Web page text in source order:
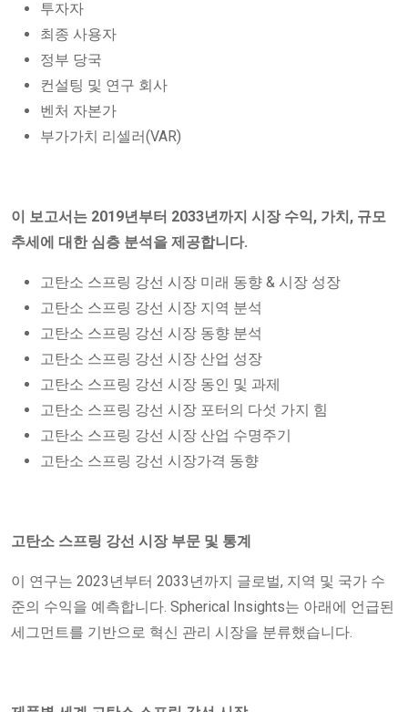
투자자
최종 사용자
정부 당국
컨설팅 및 연구 회사
벤처 자본가
부가가치 리셀러(VAR)
이 보고서는 2019년부터 2033년까지 시장 수익, 가치, 규모
추세에 대한 심층 분석을 제공합니다.
고탄소 스프링 강선 시장 미래 동향 & 시장 성장
고탄소 스프링 강선 시장 지역 분석
고탄소 스프링 강선 시장 동향 분석
고탄소 스프링 강선 시장 산업 성장
고탄소 스프링 강선 시장 동인 및 과제
고탄소 스프링 강선 시장 포터의 다섯 가지 힘
고탄소 스프링 강선 시장 산업 수명주기
고탄소 스프링 강선 시장가격 동향
고탄소 스프링 강선 시장 부문 및 통계
이 연구는 2023년부터 2033년까지 글로벌, 지역 및 국가 수
준의 수익을 예측합니다. Spherical Insights는 아래에 언급된
세그먼트를 기반으로 혁신 관리 시장을 분류했습니다.